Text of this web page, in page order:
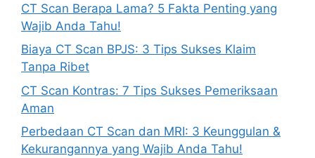
CT Scan Berapa Lama? 5 Fakta Penting yang
Wajib Anda Tahu!
Biaya CT Scan BPJS: 3 Tips Sukses Klaim
Tanpa Ribet
CT Scan Kontras: 7 Tips Sukses Pemeriksaan
Aman
Perbedaan CT Scan dan MRI: 3 Keunggulan &
Kekurangannya yang Wajib Anda Tahu!